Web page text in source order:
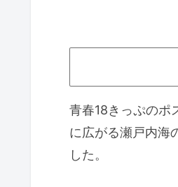
青春18きっぷのポ
に広がる瀬戸内海
した。